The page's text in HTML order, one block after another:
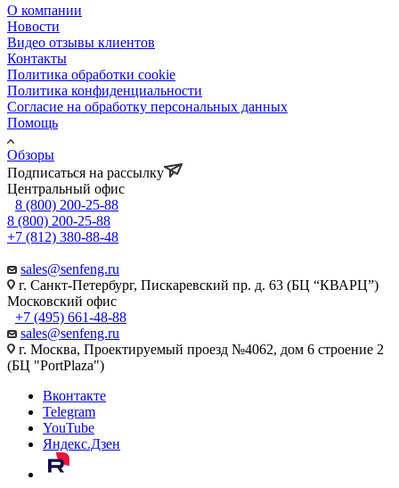
О компании
Новости
Видео отзывы клиентов
Контакты
Политика обработки cookie
Политика конфиденциальности
Согласие на обработку персональных данных
Помощь
Обзоры
Подписаться на рассылку
Центральный офис
8 (800) 200-25-88
8 (800) 200-25-88
+7 (812) 380-88-48
sales@senfeng.ru
г. Санкт-Петербург, Пискаревский пр. д. 63 (БЦ “КВАРЦ”)
Московский офис
+7 (495) 661-48-88
sales@senfeng.ru
г. Москва, Проектируемый проезд №4062, дом 6 строение 2
(БЦ "PortPlaza")
Вконтакте
Telegram
YouTube
Яндекс.Дзен